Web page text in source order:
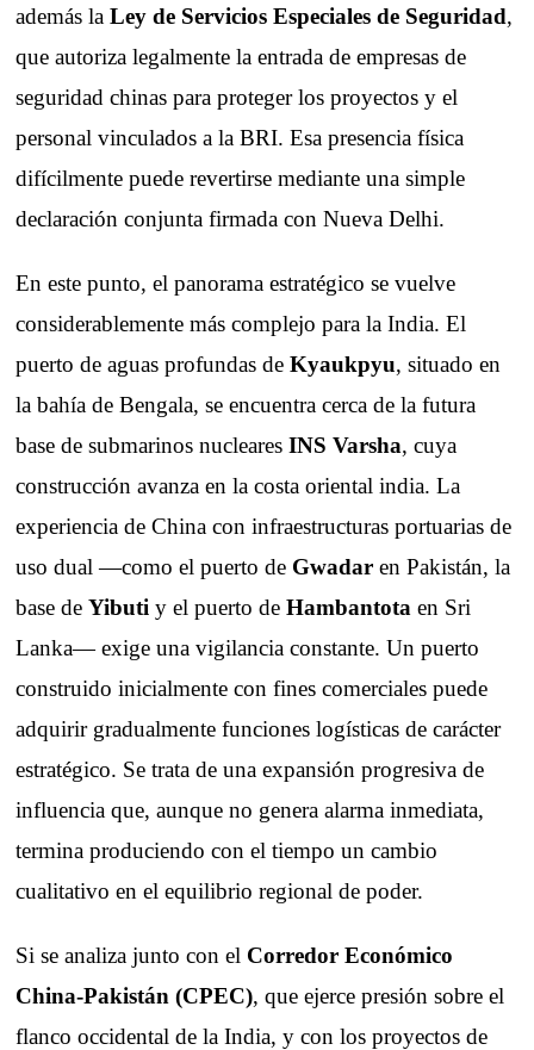
además laLey de Servicios Especiales de Seguridad,
que autoriza legalmente la entrada de empresas de
seguridad chinas para proteger los proyectos y el
personal vinculados a la BRI. Esa presencia física
difícilmente puede revertirse mediante una simple
declaración conjunta firmada con Nueva Delhi.
En este punto, el panorama estratégico se vuelve
considerablemente más complejo para la India. El
puerto de aguas profundas deKyaukpyu, situado en
la bahía de Bengala, se encuentra cerca de la futura
base de submarinos nuclearesINS Varsha, cuya
construcción avanza en la costa oriental india. La
experiencia de China con infraestructuras portuarias de
uso dual —como el puerto de Gwadar en Pakistán, la
base deYibuti y el puerto deHambantota en Sri
Lanka— exige una vigilancia constante. Un puerto
construido inicialmente con fines comerciales puede
adquirir gradualmente funciones logísticas de carácter
estratégico. Se trata de una expansión progresiva de
influencia que, aunque no genera alarma inmediata,
termina produciendo con el tiempo un cambio
cualitativo en el equilibrio regional de poder.
Si se analiza junto con el Corredor Económico
China-Pakistán (CPEC), que ejerce presión sobre el
flanco occidental de la India, y con los proyectos de